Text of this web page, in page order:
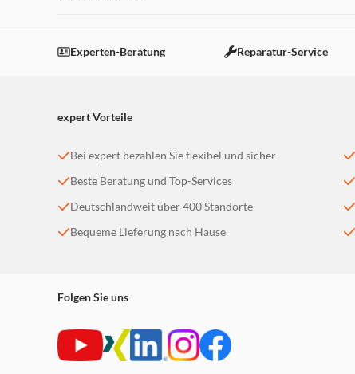
Einstellungen anpassen
Experten-Beratung Reparatur-Service
expert Vorteile
Bei expert bezahlen Sie flexibel und sicher
Beste Beratung und Top-Services
Deutschlandweit über 400 Standorte
Bequeme Lieferung nach Hause
Folgen Sie uns